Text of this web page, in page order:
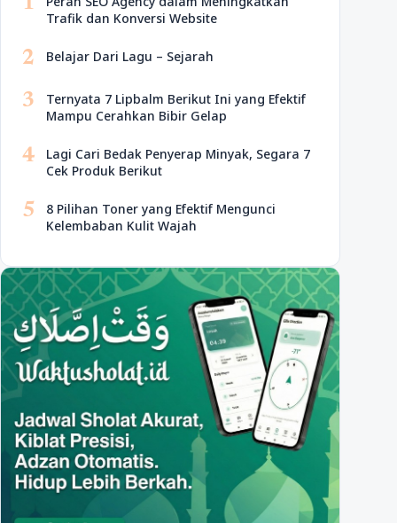
Trafik dan Konversi Website
2 Belajar Dari Lagu – Sejarah
3
Ternyata 7 Lipbalm Berikut Ini yang Efektif
Mampu Cerahkan Bibir Gelap
4
Lagi Cari Bedak Penyerap Minyak, Segara 7
Cek Produk Berikut
5
8 Pilihan Toner yang Efektif Mengunci
Kelembaban Kulit Wajah